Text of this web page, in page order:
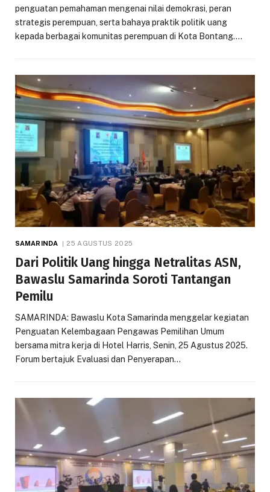
penguatan pemahaman mengenai nilai demokrasi, peran
strategis perempuan, serta bahaya praktik politik uang
kepada berbagai komunitas perempuan di Kota Bontang.…
SAMARINDA 25 AGUSTUS 2025
Dari Politik Uang hingga Netralitas ASN,
Bawaslu Samarinda Soroti Tantangan
Pemilu
SAMARINDA: Bawaslu Kota Samarinda menggelar kegiatan
Penguatan Kelembagaan Pengawas Pemilihan Umum
bersama mitra kerja di Hotel Harris, Senin, 25 Agustus 2025.
Forum bertajuk Evaluasi dan Penyerapan…